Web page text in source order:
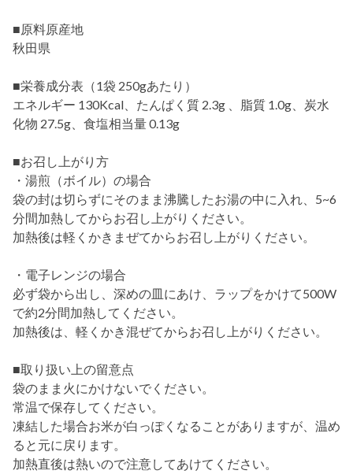
■原料原産地
秋田県
■栄養成分表（1袋 250gあたり）
エネルギー 130Kcal、たんぱく質 2.3g 、脂質 1.0g、炭水
化物 27.5g、食塩相当量 0.13g
■お召し上がり方
・湯煎（ボイル）の場合
袋の封は切らずにそのまま沸騰したお湯の中に入れ、5~6
分間加熱してからお召し上がりください。
加熱後は軽くかきまぜてからお召し上がりください。
・電子レンジの場合
必ず袋から出し、深めの皿にあけ、ラップをかけて500W
で約2分間加熱してください。
加熱後は、軽くかき混ぜてからお召し上がりください。
■取り扱い上の留意点
袋のまま火にかけないでください。
常温で保存してください。
凍結した場合お米が白っぽくなることがありますが、温め
ると元に戻ります。
加熱直後は熱いので注意してあけてください。